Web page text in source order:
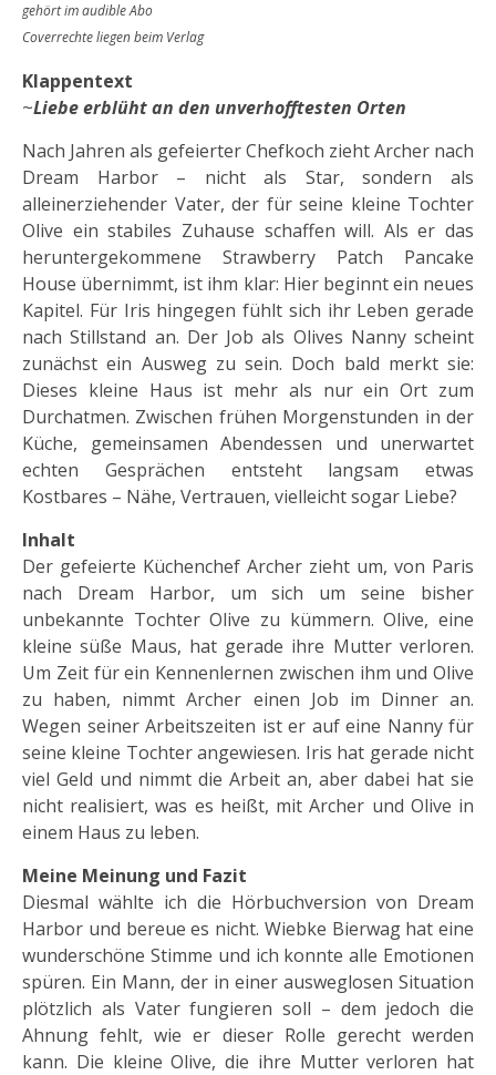
gehört im audible Abo
Coverrechte liegen beim Verlag
Klappentext
~Liebe erblüht an den unverhofftesten Orten
Nach Jahren als gefeierter Chefkoch zieht Archer nach
Dream Harbor – nicht als Star, sondern als
alleinerziehender Vater, der für seine kleine Tochter
Olive ein stabiles Zuhause schaffen will. Als er das
heruntergekommene Strawberry Patch Pancake
House übernimmt, ist ihm klar: Hier beginnt ein neues
Kapitel. Für Iris hingegen fühlt sich ihr Leben gerade
nach Stillstand an. Der Job als Olives Nanny scheint
zunächst ein Ausweg zu sein. Doch bald merkt sie:
Dieses kleine Haus ist mehr als nur ein Ort zum
Durchatmen. Zwischen frühen Morgenstunden in der
Küche, gemeinsamen Abendessen und unerwartet
echten Gesprächen entsteht langsam etwas
Kostbares – Nähe, Vertrauen, vielleicht sogar Liebe?
Inhalt
Der gefeierte Küchenchef Archer zieht um, von Paris
nach Dream Harbor, um sich um seine bisher
unbekannte Tochter Olive zu kümmern. Olive, eine
kleine süße Maus, hat gerade ihre Mutter verloren.
Um Zeit für ein Kennenlernen zwischen ihm und Olive
zu haben, nimmt Archer einen Job im Dinner an.
Wegen seiner Arbeitszeiten ist er auf eine Nanny für
seine kleine Tochter angewiesen. Iris hat gerade nicht
viel Geld und nimmt die Arbeit an, aber dabei hat sie
nicht realisiert, was es heißt, mit Archer und Olive in
einem Haus zu leben.
Meine Meinung und Fazit
Diesmal wählte ich die Hörbuchversion von Dream
Harbor und bereue es nicht. Wiebke Bierwag hat eine
wunderschöne Stimme und ich konnte alle Emotionen
spüren. Ein Mann, der in einer ausweglosen Situation
plötzlich als Vater fungieren soll – dem jedoch die
Ahnung fehlt, wie er dieser Rolle gerecht werden
kann. Die kleine Olive, die ihre Mutter verloren hat